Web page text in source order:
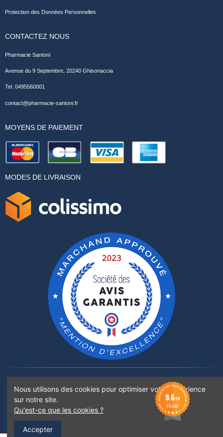
Protection des Données Personnelles
CONTACTEZ NOUS
Pharmacie Santoni
Avenue du 9 Septembre, 20240 Ghisonaccia
Tel. 0495560001
contact@pharmacie-santoni.fr
MOYENS DE PAIEMENT
MODES DE LIVRAISON
Rejoignez-nous sur :
©2022 Boticinal Pharmacie Santoni - Tous droits réservés - Images non libres de droits
Nous utilisons des cookies pour optimiser votre expérience
sur notre site.
Qu'est-ce que les cookies ?
Accepter
9.6/10
275 AVIS